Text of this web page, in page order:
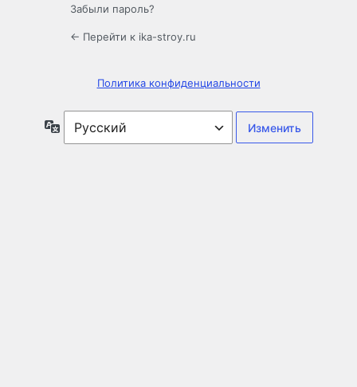
Забыли пароль?
← Перейти к ika-stroy.ru
Политика конфиденциальности
Язык